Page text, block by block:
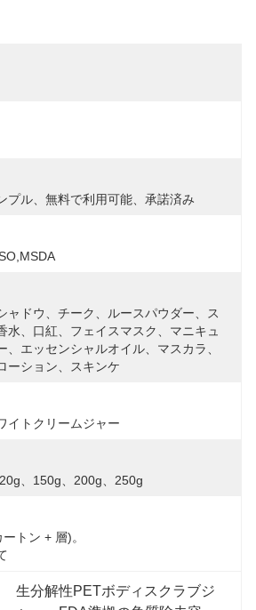
プル、無料で利用可能、承諾済み
ャドウ、チーク、ルースパウダー、ス
水、口紅、フェイスマスク、マニキュ
、エッセンシャルオイル、マスカラ、
ーション、スキンケ
イトクリームジャー
、150g、200g、250g
トン + 層)。
生分解性PETボディスクラブジ